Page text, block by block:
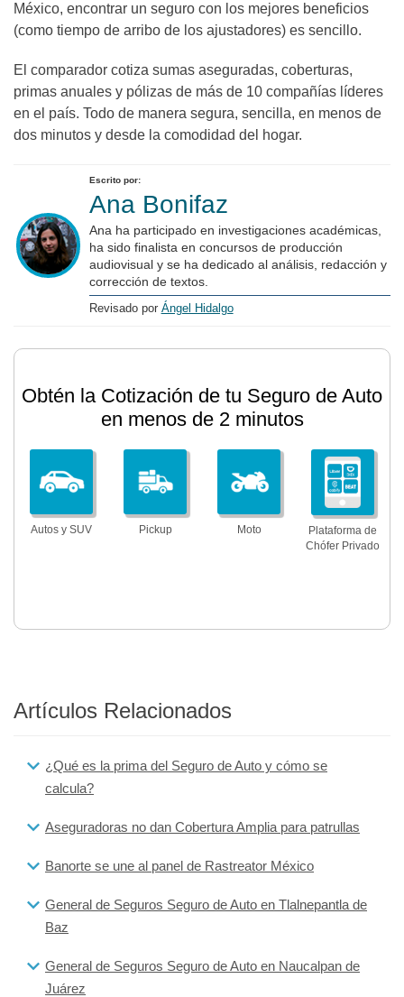
México, encontrar un seguro con los mejores beneficios
(como tiempo de arribo de los ajustadores) es sencillo.
El comparador cotiza sumas aseguradas, coberturas,
primas anuales y pólizas de más de 10 compañías líderes
en el país. Todo de manera segura, sencilla, en menos de
dos minutos y desde la comodidad del hogar.
Escrito por:
Ana Bonifaz
Ana ha participado en investigaciones académicas,
ha sido finalista en concursos de producción
audiovisual y se ha dedicado al análisis, redacción y
corrección de textos.
Revisado por Ángel Hidalgo
Obtén la Cotización de tu Seguro de Auto
en menos de 2 minutos
Autos y SUV Pickup Moto
Plataforma de
Chófer Privado
Artículos Relacionados
¿Qué es la prima del Seguro de Auto y cómo se
calcula?
Aseguradoras no dan Cobertura Amplia para patrullas
Banorte se une al panel de Rastreator México
General de Seguros Seguro de Auto en Tlalnepantla de
Baz
General de Seguros Seguro de Auto en Naucalpan de
Juárez